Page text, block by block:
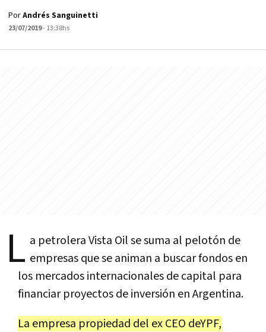
PorAndrés Sanguinetti
23/07/2019- 13:38hs
L a petrolera Vista Oil se suma al pelotón de
empresas que se animan a buscar fondos en
los mercados internacionales de capital para
financiar proyectos de inversión en Argentina.
La empresa propiedad del ex CEO deYPF,